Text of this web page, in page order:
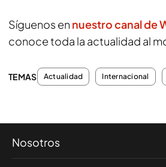
Síguenos en nuestro canal de
conoce toda la actualidad al
TEMAS Actualidad Internacional
Nosotros